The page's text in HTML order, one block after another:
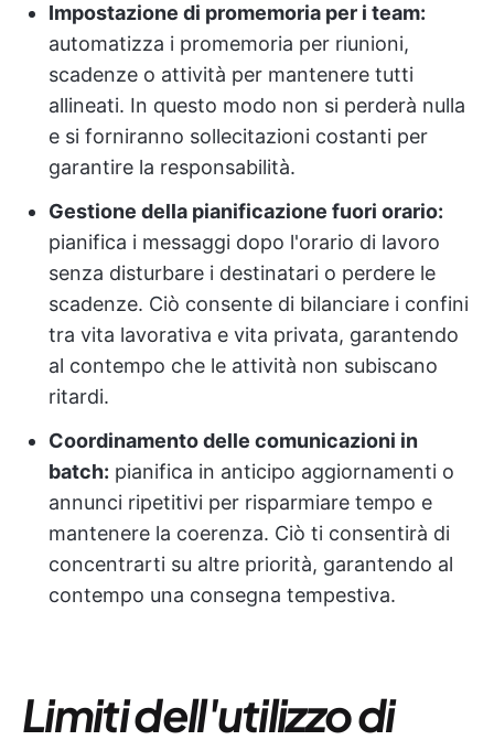
Impostazione di promemoria per i team:
automatizza i promemoria per riunioni,
scadenze o attività per mantenere tutti
allineati. In questo modo non si perderà nulla
e si forniranno sollecitazioni costanti per
garantire la responsabilità.
Gestione della pianificazione fuori orario:
pianifica i messaggi dopo l'orario di lavoro
senza disturbare i destinatari o perdere le
scadenze. Ciò consente di bilanciare i confini
tra vita lavorativa e vita privata, garantendo
al contempo che le attività non subiscano
ritardi.
Coordinamento delle comunicazioni in
batch: pianifica in anticipo aggiornamenti o
annunci ripetitivi per risparmiare tempo e
mantenere la coerenza. Ciò ti consentirà di
concentrarti su altre priorità, garantendo al
contempo una consegna tempestiva.
Limiti dell'utilizzo di